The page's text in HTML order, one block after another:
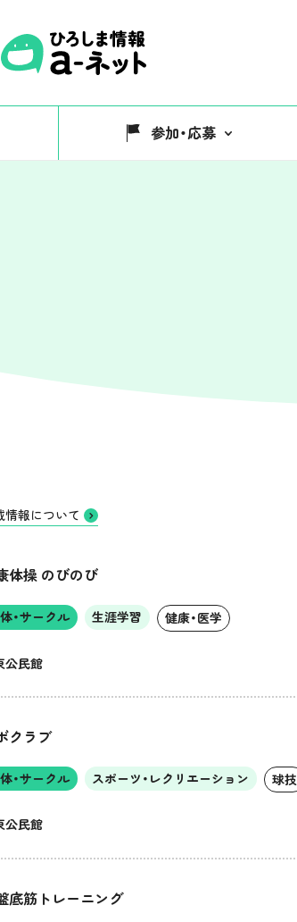
参加・応募
情報について
体操 のびのび
・サークル 生涯学習 健康・医学
公民館
クラブ
・サークル スポーツ・レクリエーション 球技
公民館
底筋トレーニング